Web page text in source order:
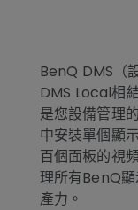
BenQ DMS（
DMS Local相
是您設備管理
中安裝單個顯
百個面板的視
理所有BenQ
產力。